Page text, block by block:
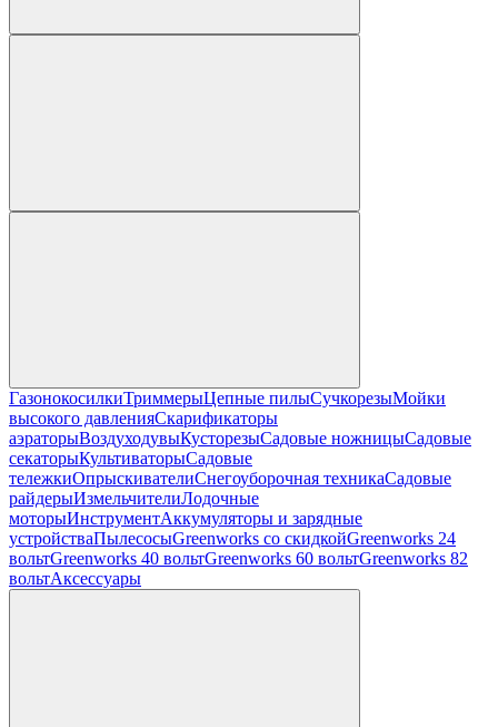
ГазонокосилкиТриммерыЦепные пилыCучкорезыМойки
высокого давленияСкарификаторы
аэраторыВоздуходувыКусторезыСадовые ножницыСадовые
секаторыКультиваторыСадовые
тележкиОпрыскивателиСнегоуборочная техникаСадовые
райдерыИзмельчителиЛодочные
моторыИнструментАккумуляторы и зарядные
устройстваПылесосыGreenworks со скидкойGreenworks 24
вольтGreenworks 40 вольтGreenworks 60 вольтGreenworks 82
вольтАксессуары